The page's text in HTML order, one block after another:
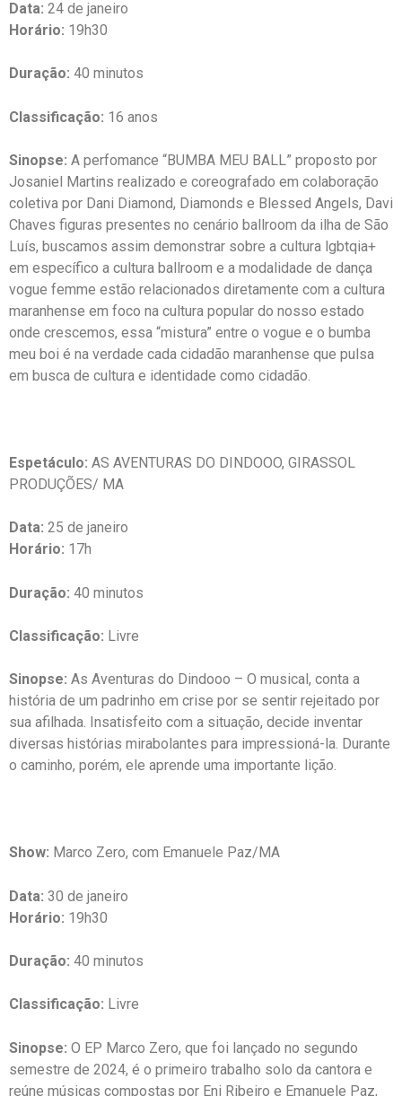
Data: 24 de janeiro
Horário: 19h30
Duração: 40 minutos
Classificação: 16 anos
Sinopse: A perfomance “BUMBA MEU BALL” proposto por
Josaniel Martins realizado e coreografado em colaboração
coletiva por Dani Diamond, Diamonds e Blessed Angels, Davi
Chaves figuras presentes no cenário ballroom da ilha de São
Luís, buscamos assim demonstrar sobre a cultura lgbtqia+
em específico a cultura ballroom e a modalidade de dança
vogue femme estão relacionados diretamente com a cultura
maranhense em foco na cultura popular do nosso estado
onde crescemos, essa “mistura” entre o vogue e o bumba
meu boi é na verdade cada cidadão maranhense que pulsa
em busca de cultura e identidade como cidadão.
Espetáculo: AS AVENTURAS DO DINDOOO, GIRASSOL
PRODUÇÕES/ MA
Data: 25 de janeiro
Horário: 17h
Duração: 40 minutos
Classificação: Livre
Sinopse: As Aventuras do Dindooo – O musical, conta a
história de um padrinho em crise por se sentir rejeitado por
sua afilhada. Insatisfeito com a situação, decide inventar
diversas histórias mirabolantes para impressioná-la. Durante
o caminho, porém, ele aprende uma importante lição.
Show: Marco Zero, com Emanuele Paz/MA
Data: 30 de janeiro
Horário: 19h30
Duração: 40 minutos
Classificação: Livre
Sinopse: O EP Marco Zero, que foi lançado no segundo
semestre de 2024, é o primeiro trabalho solo da cantora e
reúne músicas compostas por Eni Ribeiro e Emanuele Paz,